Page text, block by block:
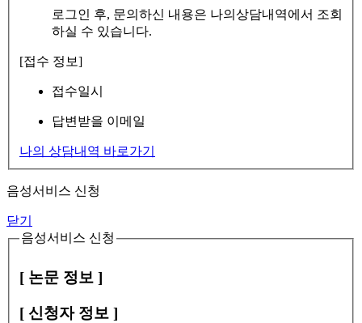
로그인 후, 문의하신 내용은 나의상담내역에서 조회
하실 수 있습니다.
[접수 정보]
접수일시
답변받을 이메일
나의 상담내역 바로가기
음성서비스 신청
닫기
음성서비스 신청
[ 논문 정보 ]
[ 신청자 정보 ]